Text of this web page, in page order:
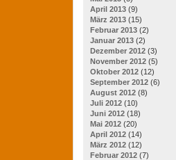
April 2013 (9)
März 2013 (15)
Februar 2013 (2)
Januar 2013 (2)
Dezember 2012 (3)
November 2012 (5)
Oktober 2012 (12)
September 2012 (6)
August 2012 (8)
Juli 2012 (10)
Juni 2012 (18)
Mai 2012 (20)
April 2012 (14)
März 2012 (12)
Februar 2012 (7)